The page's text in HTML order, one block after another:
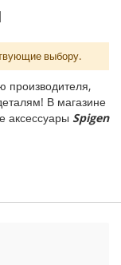
выбору.
производителя,
В магазине
аксессуары Spigen